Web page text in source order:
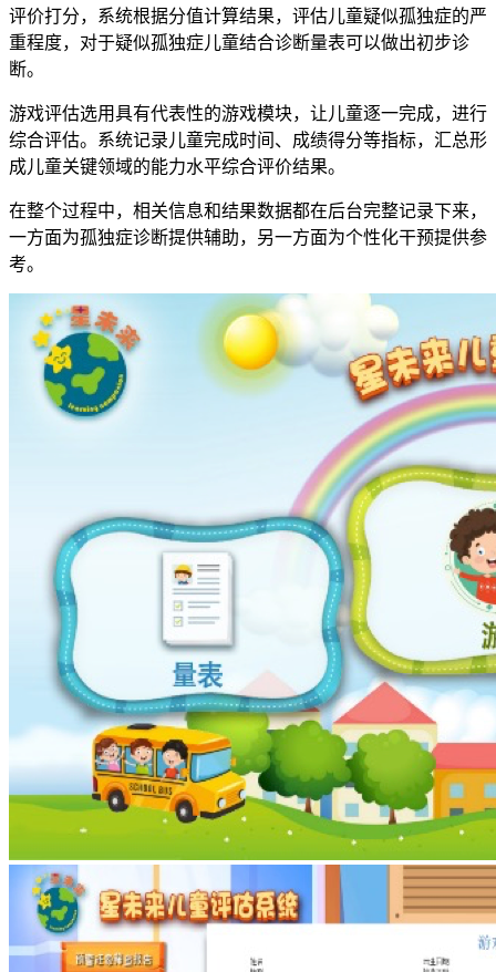
评价打分，系统根据分值计算结果，评估儿童疑似孤独症的严
重程度，对于疑似孤独症儿童结合诊断量表可以做出初步诊
断。
游戏评估选用具有代表性的游戏模块，让儿童逐一完成，进行
综合评估。系统记录儿童完成时间、成绩得分等指标，汇总形
成儿童关键领域的能力水平综合评价结果。
在整个过程中，相关信息和结果数据都在后台完整记录下来，
一方面为孤独症诊断提供辅助，另一方面为个性化干预提供参
考。